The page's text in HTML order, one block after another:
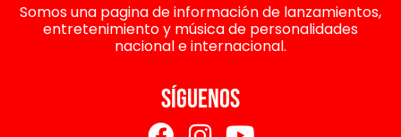
Somos una pagina de información de lanzamientos,
entretenimiento y música de personalidades
nacional e internacional.
SÍGUENOS